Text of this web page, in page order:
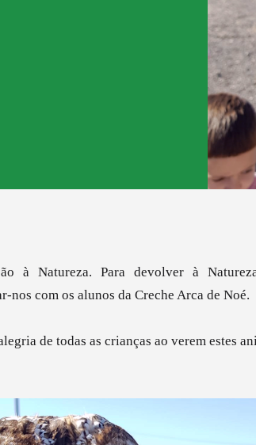
à Natureza. Para devolver à
nos com os alunos da Creche Arca de Noé.
de todas as crianças ao verem estes